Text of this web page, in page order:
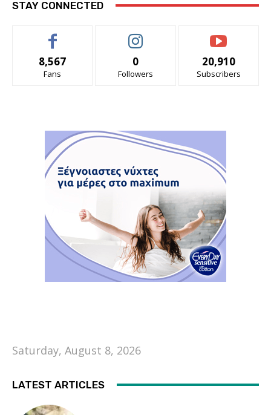
STAY CONNECTED
8,567
Fans
0
Followers
20,910
Subscribers
Saturday, August 8, 2026
LATEST ARTICLES